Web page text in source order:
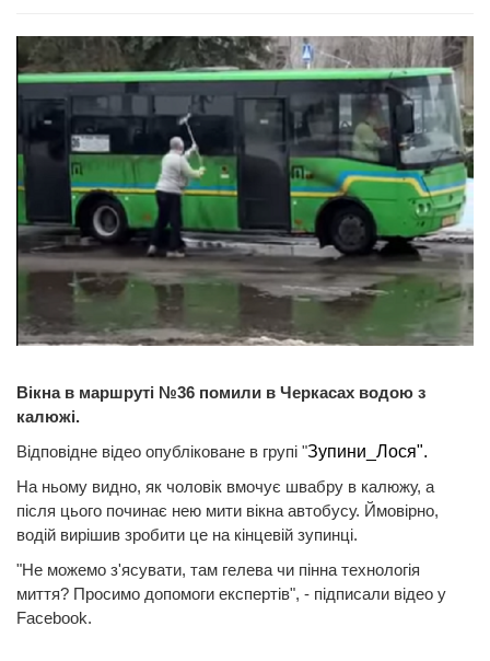
Вікна в маршруті №36 помили в Черкасах водою з
калюжі.
Відповідне відео опубліковане в групі "Зупини_Лося".
На ньому видно, як чоловік вмочує швабру в калюжу, а
після цього починає нею мити вікна автобусу. Ймовірно,
водій вирішив зробити це на кінцевій зупинці.
"Не можемо з'ясувати, там гелева чи пінна технологія
миття? Просимо допомоги експертів", - підписали відео у
Facebook.